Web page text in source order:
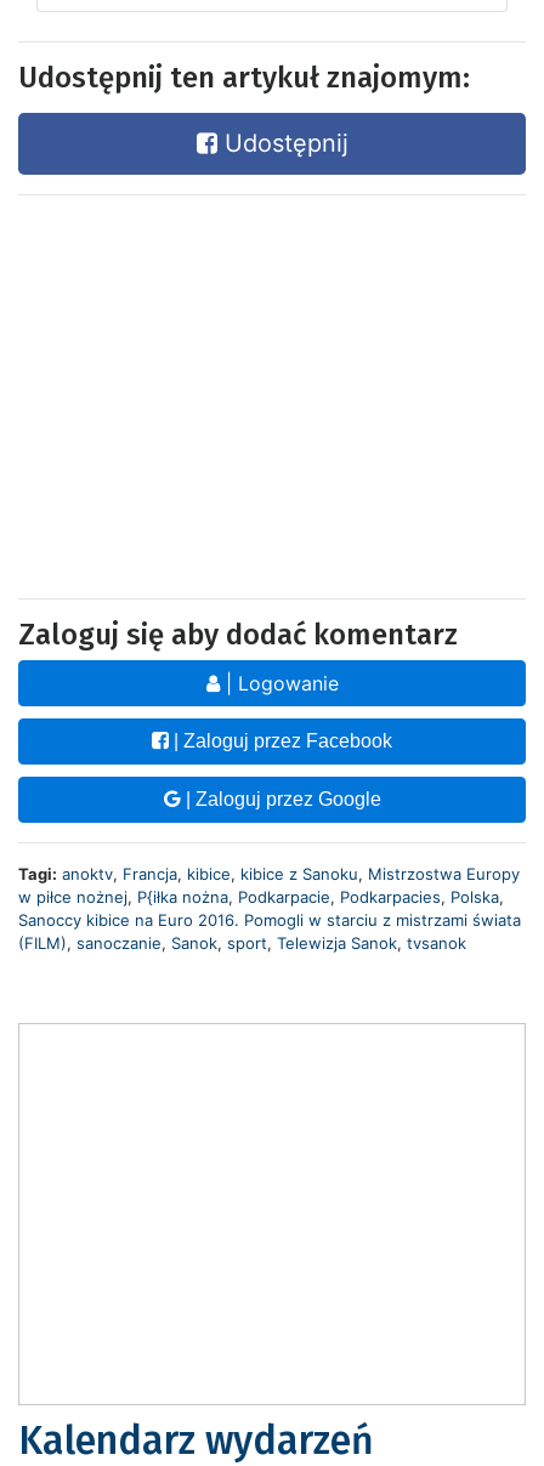
Udostępnij ten artykuł znajomym:
Udostępnij
Zaloguj się aby dodać komentarz
| Logowanie
| Zaloguj przez Facebook
| Zaloguj przez Google
Tagi: anoktv, Francja, kibice, kibice z Sanoku, Mistrzostwa Europy
w piłce nożnej, P{iłka nożna, Podkarpacie, Podkarpacies, Polska,
Sanoccy kibice na Euro 2016. Pomogli w starciu z mistrzami świata
(FILM), sanoczanie, Sanok, sport, Telewizja Sanok, tvsanok
Kalendarz wydarzeń